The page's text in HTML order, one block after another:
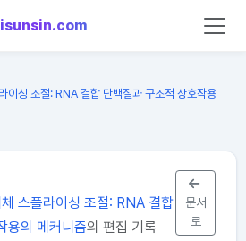
이싱 조절: RNA 결합 단백질과 구조적 상호작용
스플라이싱 조절: RNA 결합
용의 메커니즘의 편집 기록
문서
로